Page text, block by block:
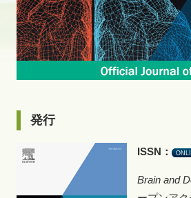
発行
ISSN：
Brain and